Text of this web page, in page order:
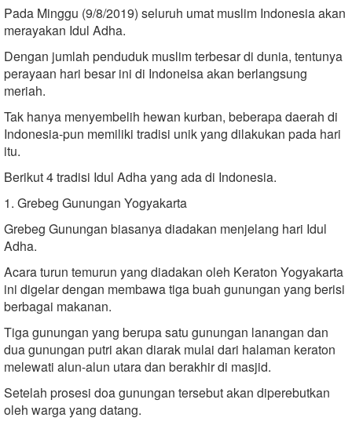
Pada Minggu (9/8/2019) seluruh umat muslim Indonesia akan
merayakan Idul Adha.
Dengan jumlah penduduk muslim terbesar di dunia, tentunya
perayaan hari besar ini di Indoneisa akan berlangsung
meriah.
Tak hanya menyembelih hewan kurban, beberapa daerah di
Indonesia-pun memiliki tradisi unik yang dilakukan pada hari
itu.
Berikut 4 tradisi Idul Adha yang ada di Indonesia.
1. Grebeg Gunungan Yogyakarta
Grebeg Gunungan biasanya diadakan menjelang hari Idul
Adha.
Acara turun temurun yang diadakan oleh Keraton Yogyakarta
ini digelar dengan membawa tiga buah gunungan yang berisi
berbagai makanan.
Tiga gunungan yang berupa satu gunungan lanangan dan
dua gunungan putri akan diarak mulai dari halaman keraton
melewati alun-alun utara dan berakhir di masjid.
Setelah prosesi doa gunungan tersebut akan diperebutkan
oleh warga yang datang.